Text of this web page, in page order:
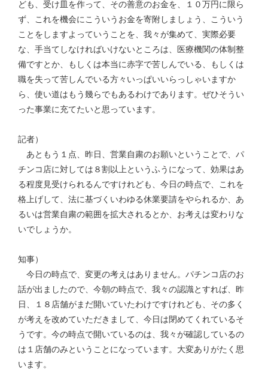
ども、受け皿を作って、その善意のお金を、１０万円に限ら
ず、これを機会にこういうお金を寄附しましょう、こういう
ことをしますよっていうことを、我々が集めて、実際必要
な、手当てしなければいけないところは、医療機関の体制整
備ですとか、もしくは本当に赤字で苦しんでいる、もしくは
職を失って苦しんでいる方々いっぱいいらっしゃいますか
ら、使い道はもう幾らでもあるわけであります。ぜひそうい
った事業に充てたいと思っています。
記者）
あともう１点、昨日、営業自粛のお願いということで、パ
チンコ店に対しては８割以上というふうになって、効果はあ
る程度見受けられるんですけれども、今日の時点で、これを
格上げして、法に基づくいわゆる休業要請をやられるか、あ
るいは営業自粛の範囲を拡大されるとか、お考えは変わりな
いでしょうか。
知事）
今日の時点で、変更の考えはありません。パチンコ店のお
話が出ましたので、今朝の時点で、我々の認識とすれば、昨
日、１８店舗がまだ開いていたわけですけれども、その多く
が考えを改めていただきまして、今日は閉めてくれているそ
うです。今の時点で開いているのは、我々が確認しているの
は１店舗のみということになっています。大変ありがたく思
います。